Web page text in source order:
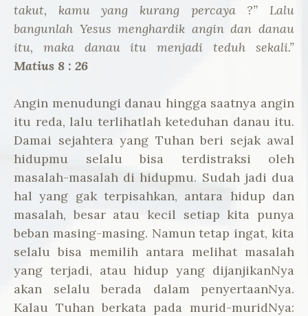
takut, kamu yang kurang percaya ?” Lalu
bangunlah Yesus menghardik angin dan danau
itu, maka danau itu menjadi teduh sekali.”
Matius 8 : 26
Angin menudungi danau hingga saatnya angin
itu reda, lalu terlihatlah keteduhan danau itu.
Damai sejahtera yang Tuhan beri sejak awal
hidupmu selalu bisa terdistraksi oleh
masalah-masalah di hidupmu. Sudah jadi dua
hal yang gak terpisahkan, antara hidup dan
masalah, besar atau kecil setiap kita punya
beban masing-masing. Namun tetap ingat, kita
selalu bisa memilih antara melihat masalah
yang terjadi, atau hidup yang dijanjikanNya
akan selalu berada dalam penyertaanNya.
Kalau Tuhan berkata pada murid-muridNya: